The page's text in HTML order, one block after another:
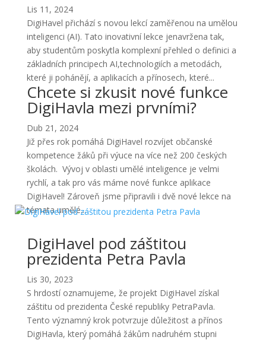
Lis 11, 2024
DigiHavel přichází s novou lekcí zaměřenou na umělou
inteligenci (AI). Tato inovativní lekce jenavržena tak,
aby studentům poskytla komplexní přehled o definici a
základních principech AI,technologiích a metodách,
které ji pohánějí, a aplikacích a přínosech, které...
Chcete si zkusit nové funkce
DigiHavla mezi prvními?
Dub 21, 2024
Již přes rok pomáhá DigiHavel rozvíjet občanské
kompetence žáků při výuce na více než 200 českých
školách. Vývoj v oblasti umělé inteligence je velmi
rychlí, a tak pro vás máme nové funkce aplikace
DigiHavel! Zároveň jsme připravili i dvě nové lekce na
témata umělé...
DigiHavel pod záštitou
prezidenta Petra Pavla
Lis 30, 2023
S hrdostí oznamujeme, že projekt DigiHavel získal
záštitu od prezidenta České republiky PetraPavla.
Tento významný krok potvrzuje důležitost a přínos
DigiHavla, který pomáhá žákům nadruhém stupni